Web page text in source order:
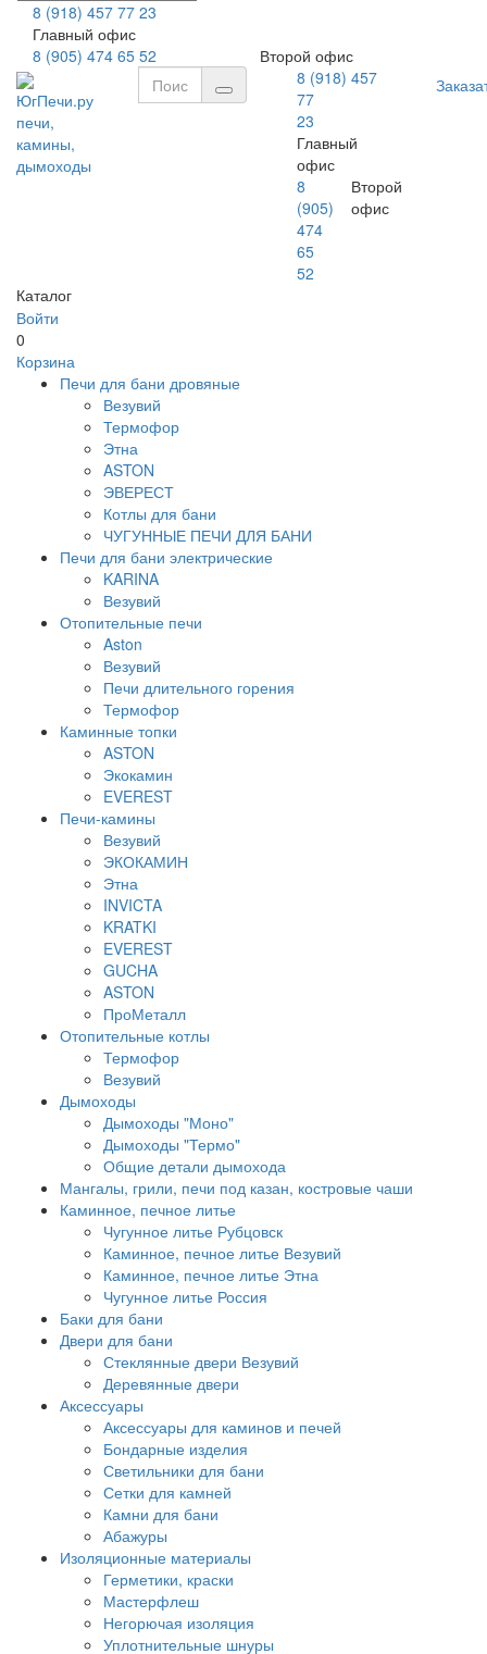
8 (918) 457 77 23
Главный офис
8 (905) 474 65 52
Второй офис
ЮгПечи.ру
печи,
камины,
дымоходы
8 (918) 457
77
23
Главный
офис
8
(905)
474
65
52
Второй
офис
Каталог
Войти
0
Корзина
Печи для бани дровяные
Везувий
Термофор
Этна
ASTON
ЭВЕРЕСТ
Котлы для бани
ЧУГУННЫЕ ПЕЧИ ДЛЯ БАНИ
Печи для бани электрические
KARINA
Везувий
Отопительные печи
Aston
Везувий
Печи длительного горения
Термофор
Каминные топки
ASTON
Экокамин
EVEREST
Печи-камины
Везувий
ЭКОКАМИН
Этна
INVICTA
KRATKI
EVEREST
GUCHA
ASTON
ПроМеталл
Отопительные котлы
Термофор
Везувий
Дымоходы
Дымоходы "Моно"
Дымоходы "Термо"
Общие детали дымохода
Мангалы, грили, печи под казан, костровые чаши
Каминное, печное литье
Чугунное литье Рубцовск
Каминное, печное литье Везувий
Каминное, печное литье Этна
Чугунное литье Россия
Баки для бани
Двери для бани
Стеклянные двери Везувий
Деревянные двери
Аксессуары
Аксессуары для каминов и печей
Бондарные изделия
Светильники для бани
Сетки для камней
Камни для бани
Абажуры
Изоляционные материалы
Герметики, краски
Мастерфлеш
Негорючая изоляция
Уплотнительные шнуры